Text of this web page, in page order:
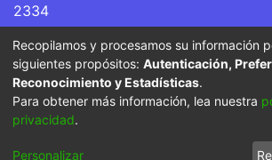
2334
ventanillaunica@icesi.edu.co
La Universidad Icesi es una
Superior que se encuentra sujeta a
por parte del Ministerio de
Cookie End User
Recopilamos y procesamos su información
siguientes propósitos: Autenticación,
Reconocimiento y Estadísticas.
Para obtener más información, lea nuestra
privacidad.
Personalizar